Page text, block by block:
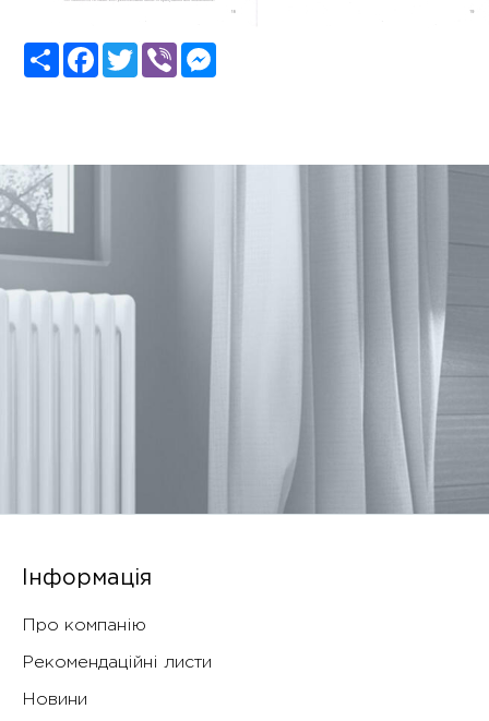
ShareFacebook
TwitterViber
Інформація
Про компанію
Рекомендаційні листи
Новини